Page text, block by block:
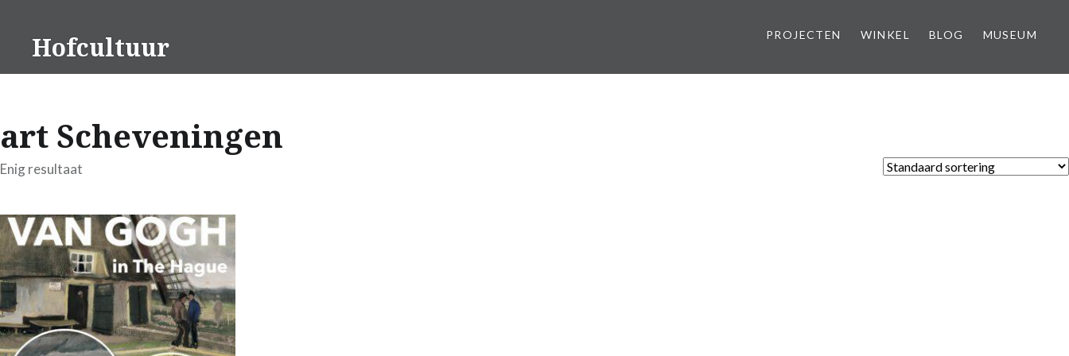
inhoud
springen
Hofcultuur PROJECTEN WINKEL BLOG MUSEUM
art Scheveningen
Enig resultaat